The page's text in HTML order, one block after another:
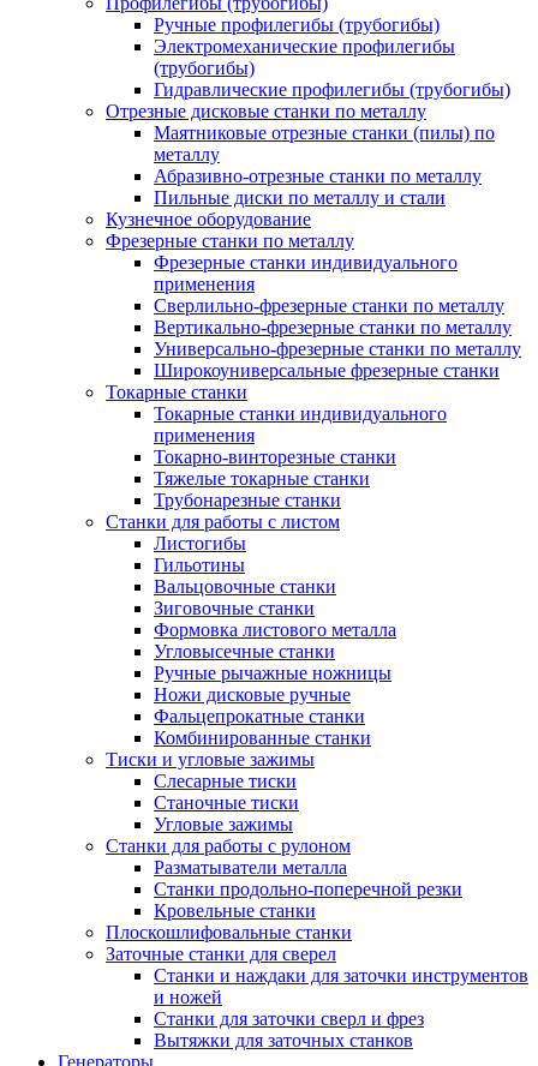
Ручные профилегибы (трубогибы)
Электромеханические профилегибы
(трубогибы)
Гидравлические профилегибы (трубогибы)
Отрезные дисковые станки по металлу
Маятниковые отрезные станки (пилы) по
металлу
Абразивно-отрезные станки по металлу
Пильные диски по металлу и стали
Кузнечное оборудование
Фрезерные станки по металлу
Фрезерные станки индивидуального
применения
Сверлильно-фрезерные станки по металлу
Вертикально-фрезерные станки по металлу
Универсально-фрезерные станки по металлу
Широкоуниверсальные фрезерные станки
Токарные станки
Токарные станки индивидуального
применения
Токарно-винторезные станки
Тяжелые токарные станки
Трубонарезные станки
Станки для работы с листом
Листогибы
Гильотины
Вальцовочные станки
Зиговочные станки
Формовка листового металла
Угловысечные станки
Ручные рычажные ножницы
Ножи дисковые ручные
Фальцепрокатные станки
Комбинированные станки
Тиски и угловые зажимы
Слесарные тиски
Станочные тиски
Угловые зажимы
Станки для работы с рулоном
Разматыватели металла
Станки продольно-поперечной резки
Кровельные станки
Плоскошлифовальные станки
Заточные станки для сверел
Станки и наждаки для заточки инструментов
и ножей
Станки для заточки сверл и фрез
Вытяжки для заточных станков
Генераторы